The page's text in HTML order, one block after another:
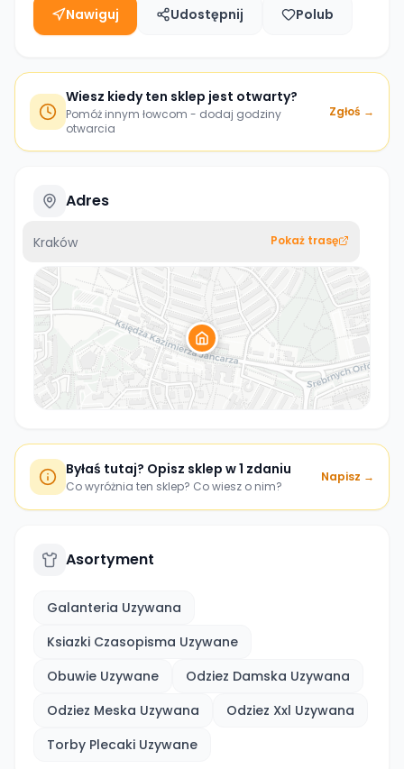
Nawiguj Udostępnij Polub
Wiesz kiedy ten sklep jest otwarty?
Pomóż innym łowcom - dodaj godziny
otwarcia
Zgłoś →
Adres
Kraków Pokaż trasę
Byłaś tutaj? Opisz sklep w 1 zdaniu
Co wyróżnia ten sklep? Co wiesz o nim?
Napisz →
Asortyment
Galanteria Uzywana
Ksiazki Czasopisma Uzywane
Obuwie Uzywane
Odziez Damska Uzywana
Odziez Meska Uzywana
Odziez Xxl Uzywana
Torby Plecaki Uzywane